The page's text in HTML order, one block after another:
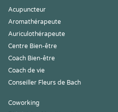
Acupuncteur
Aromathérapeute
Auriculothérapeute
Centre Bien-être
Coach Bien-être
Coach de vie
Conseiller Fleurs de Bach
Coworking